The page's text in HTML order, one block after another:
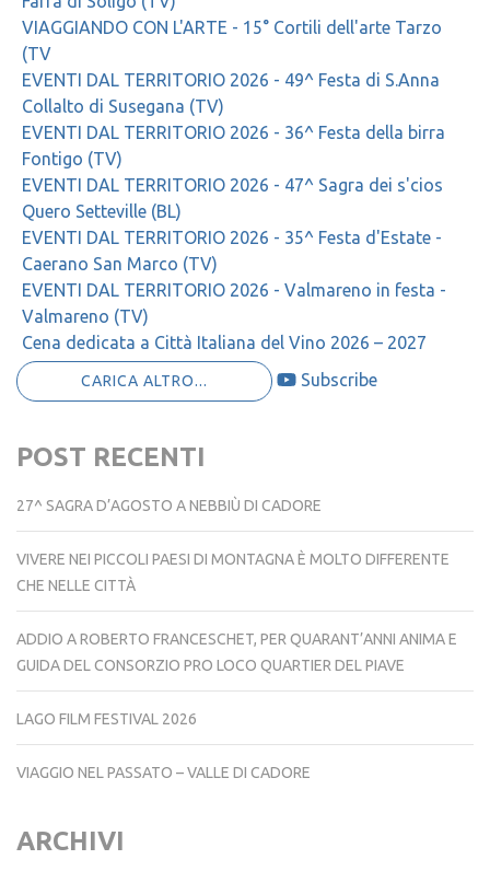
VIAGGIANDO CON L'ARTE - 15° Cortili dell'arte Tarzo
(TV
EVENTI DAL TERRITORIO 2026 - 49^ Festa di S.Anna
Collalto di Susegana (TV)
EVENTI DAL TERRITORIO 2026 - 36^ Festa della birra
Fontigo (TV)
EVENTI DAL TERRITORIO 2026 - 47^ Sagra dei s'cios
Quero Setteville (BL)
EVENTI DAL TERRITORIO 2026 - 35^ Festa d'Estate -
Caerano San Marco (TV)
EVENTI DAL TERRITORIO 2026 - Valmareno in festa -
Valmareno (TV)
Cena dedicata a Città Italiana del Vino 2026 – 2027
CARICA ALTRO... Subscribe
POST RECENTI
27^ SAGRA D’AGOSTO A NEBBIÙ DI CADORE
VIVERE NEI PICCOLI PAESI DI MONTAGNA È MOLTO DIFFERENTE
CHE NELLE CITTÀ
ADDIO A ROBERTO FRANCESCHET, PER QUARANT’ANNI ANIMA E
GUIDA DEL CONSORZIO PRO LOCO QUARTIER DEL PIAVE
LAGO FILM FESTIVAL 2026
VIAGGIO NEL PASSATO – VALLE DI CADORE
ARCHIVI